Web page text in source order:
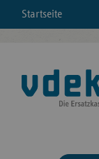
Startseite